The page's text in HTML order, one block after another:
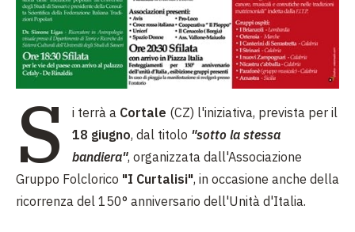
S i terrà a Cortale (CZ) l'iniziativa, prevista per il
18 giugno, dal titolo "sotto la stessa
bandiera", organizzata dall'Associazione
Gruppo Folclorico "I Curtalisi", in occasione anche della
ricorrenza del 150° anniversario dell'Unità d'Italia.